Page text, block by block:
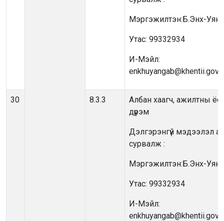
Мэргэжилтэн:Б.Энх-
Утас: 99332934
И-Мэйл:
30 8.3.3
Албан хаагч, ажилтны ёс
дүрэм
Дэлгэрэнгүй мэдээлэл
сурвалж :
Мэргэжилтэн:Б.Энх-
Утас: 99332934
И-Мэйл: